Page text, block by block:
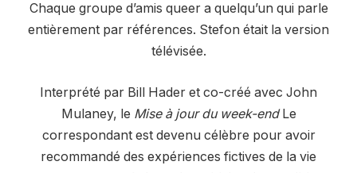
Chaque groupe d’amis queer a quelqu’un qui parle
entièrement par références. Stefon était la version
télévisée.
Interprété par Bill Hader et co-créé avec John
Mulaney, le Mise à jour du week-endLe
correspondant est devenu célèbre pour avoir
recommandé des expériences fictives de la vie